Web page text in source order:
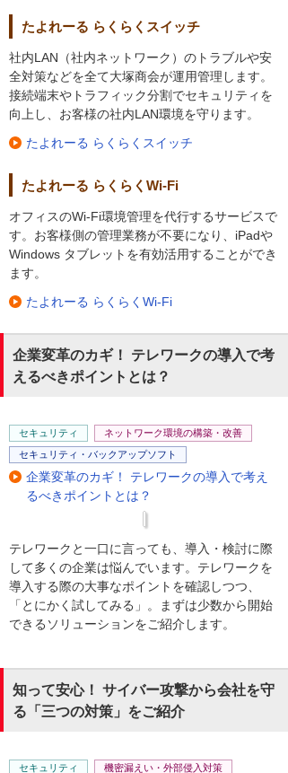
たよれーる らくらくスイッチ
社内LAN（社内ネットワーク）のトラブルや安
全対策などを全て大塚商会が運用管理します。
接続端末やトラフィック分割でセキュリティを
向上し、お客様の社内LAN環境を守ります。
たよれーる らくらくスイッチ
たよれーる らくらくWi-Fi
オフィスのWi-Fi環境管理を代行するサービスで
す。お客様側の管理業務が不要になり、iPadや
Windows タブレットを有効活用することができ
ます。
たよれーる らくらくWi-Fi
企業変革のカギ！ テレワークの導入で考
えるべきポイントとは？
セキュリティ
ネットワーク環境の構築・改善
セキュリティ・バックアップソフト
企業変革のカギ！ テレワークの導入で考え
るべきポイントとは？
テレワークと一口に言っても、導入・検討に際
して多くの企業は悩んでいます。テレワークを
導入する際の大事なポイントを確認しつつ、
「とにかく試してみる」。まずは少数から開始
できるソリューションをご紹介します。
知って安心！ サイバー攻撃から会社を守
る「三つの対策」をご紹介
セキュリティ 機密漏えい・外部侵入対策